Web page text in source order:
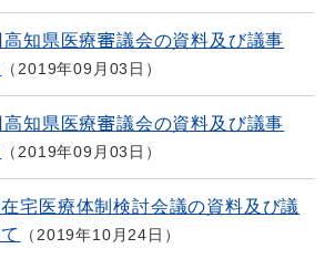
知県医療審議会の資料及び議事
2019年09月03日
知県医療審議会の資料及び議事
2019年09月03日
宅医療体制検討会議の資料及び議
2019年10月24日